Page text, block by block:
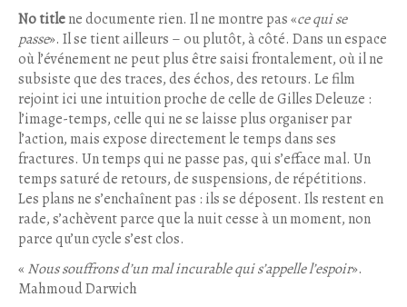
No titlene documente rien. Il ne montre pas «ce qui se
passe». Il se tient ailleurs – ou plutôt, à côté. Dans un espace
où l’événement ne peut plus être saisi frontalement, où il ne
subsiste que des traces, des échos, des retours. Le film
rejoint ici une intuition proche de celle de Gilles Deleuze :
l’image-temps, celle qui ne se laisse plus organiser par
l’action, mais expose directement le temps dans ses
fractures. Un temps qui ne passe pas, qui s’efface mal. Un
temps saturé de retours, de suspensions, de répétitions.
Les plans ne s’enchaînent pas : ils se déposent. Ils restent en
rade, s’achèvent parce que la nuit cesse à un moment, non
parce qu’un cycle s’est clos.
« Nous souffrons d’un mal incurable qui s’appelle l’espoir».
Mahmoud Darwich